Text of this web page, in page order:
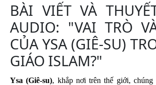
BÀI VIẾT VÀ
AUDIO: "VAI TRÒ
CỦA YSA (GIÊ-SU)
GIÁO ISLAM?"
Ysa (Giê-su), khắp nơi trên thế giới, chúng